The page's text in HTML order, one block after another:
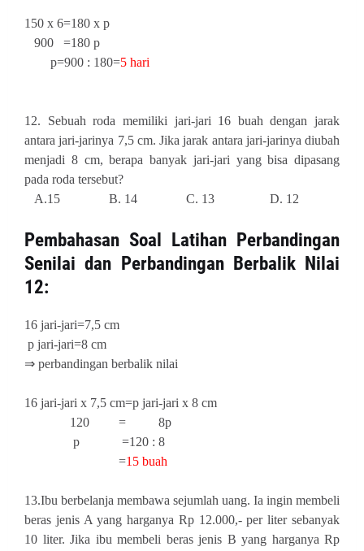
150 x 6=180 x p
900 =180 p
p=900 : 180=5 hari
12. Sebuah roda memiliki jari-jari 16 buah dengan jarak
antara jari-jarinya 7,5 cm. Jika jarak antara jari-jarinya diubah
menjadi 8 cm, berapa banyak jari-jari yang bisa dipasang
pada roda tersebut?
A.15 B. 14 C. 13 D. 12
Pembahasan Soal Latihan Perbandingan
Senilai dan Perbandingan Berbalik Nilai
12:
16 jari-jari=7,5 cm
p jari-jari=8 cm
⇒ perbandingan berbalik nilai
16 jari-jari x 7,5 cm=p jari-jari x 8 cm
120 = 8p
p =120 : 8
=15 buah
13.Ibu berbelanja membawa sejumlah uang. Ia ingin membeli
beras jenis A yang harganya Rp 12.000,- per liter sebanyak
10 liter. Jika ibu membeli beras jenis B yang harganya Rp